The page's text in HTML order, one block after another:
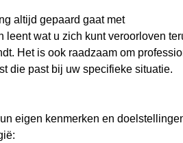
altijd gepaard gaat met
wat u zich kunt veroorloven
Het is ook raadzaam om
die past bij uw specifieke situatie.
eigen kenmerken en